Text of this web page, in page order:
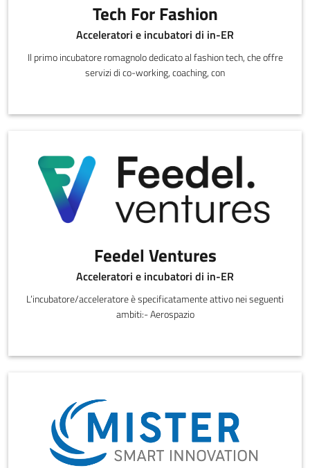
Tech For Fashion
Acceleratori e incubatori di in-ER
Il primo incubatore romagnolo dedicato al fashion tech, che offre
servizi di co-working, coaching, con
Feedel Ventures
Acceleratori e incubatori di in-ER
L’incubatore/acceleratore è specificatamente attivo nei seguenti
ambiti:- Aerospazio